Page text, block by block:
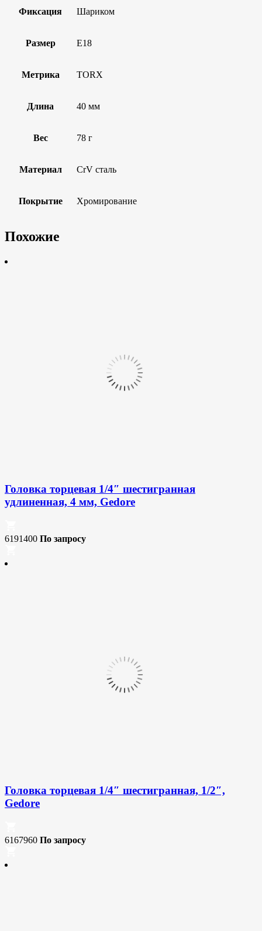
Фиксация Шариком
Размер E18
Метрика TORX
Длина 40 мм
Вес 78 г
Материал CrV сталь
Покрытие Хромирование
Похожие
Головка торцевая 1/4″ шестигранная
удлиненная, 4 мм, Gedore
6191400 По запросу
Головка торцевая 1/4″ шестигранная, 1/2″,
Gedore
6167960 По запросу